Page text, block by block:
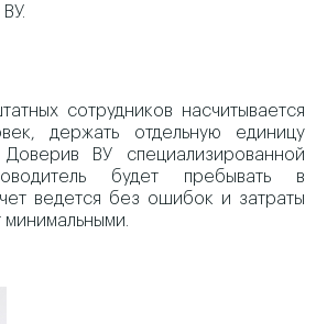
сотрудников насчитывается
держать отдельную единицу
ВУ специализированной
будет пребывать в
ведется без ошибок и затраты
минимальными.